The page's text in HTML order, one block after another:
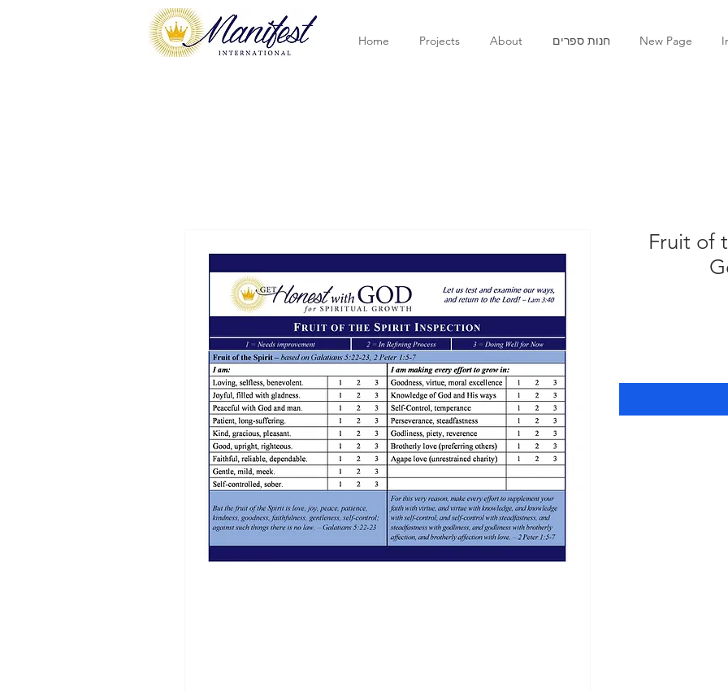
Home Projects About חנות ספרים New Page
Fruit of